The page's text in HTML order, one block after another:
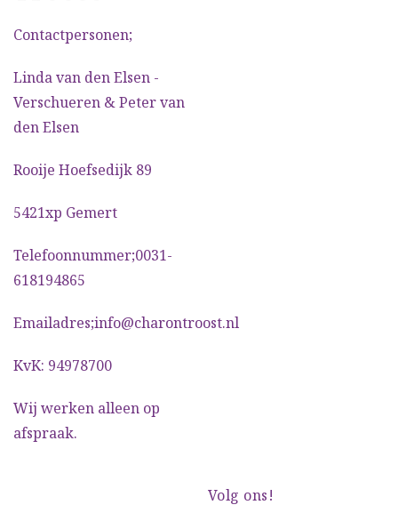
Contactpersonen;
Linda van den Elsen -
Verschueren & Peter van
den Elsen
Rooije Hoefsedijk 89
5421xp Gemert
Telefoonnummer;0031-
618194865
Emailadres;info@charontroost.nl
KvK: 94978700
Wij werken alleen op
afspraak.
Volg ons!